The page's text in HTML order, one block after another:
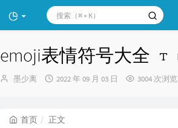
emoji表情符号大全
博
墨少离
发
2022 年 09 月 03 日 3004 次浏览
首页 正文